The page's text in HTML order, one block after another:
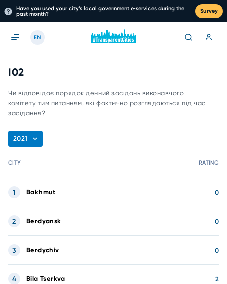
Have you used your city’s local government e‑services during the
past month?
Survey
EN
I02
Чи відповідає порядок денний засідань виконавчого
комітету тим питанням, які фактично розглядаються під час
засідання?
2021
CITY RATING
Bakhmut 0
1
Berdyansk 0
2
Berdychiv 0
3
Bila Tserkva 2
4